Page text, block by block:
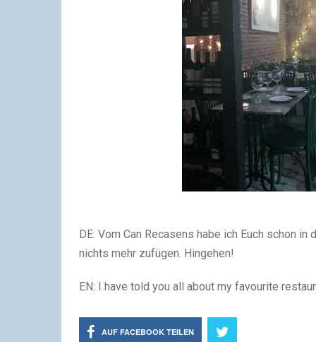
DE: Vom Can Recasens habe ich Euch schon
nichts mehr zufügen. Hingehen!
EN: I have told you all about my favourite
AUF FACEBOOK TEILEN